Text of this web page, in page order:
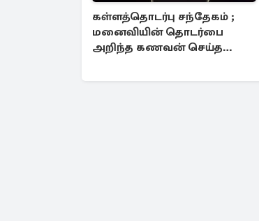
கள்ளத்தொடர்பு சந்தேகம் ;
மனைவியின் தொடர்பை
அறிந்த கணவன் செய்த